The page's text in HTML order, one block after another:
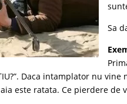
Sa
Daca intamplator nu
este ratata. Ce pierdere de